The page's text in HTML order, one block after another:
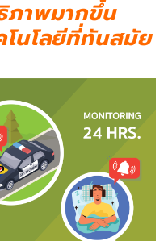
ภาพมากขึ้น
นโลยีที่ทันสมัย